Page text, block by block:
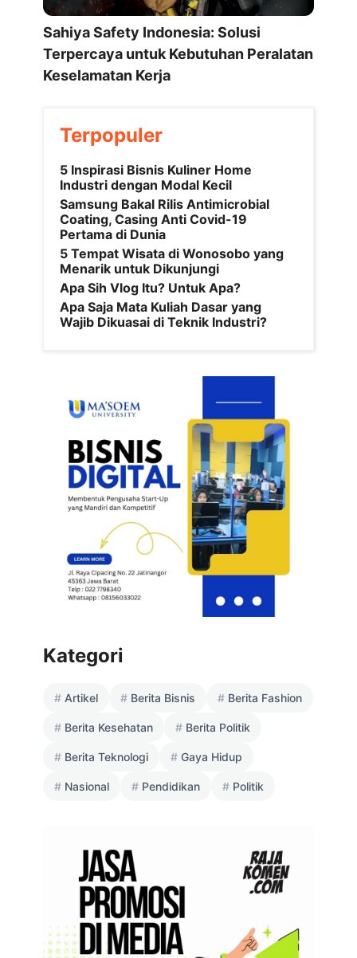
Sahiya Safety Indonesia: Solusi
Terpercaya untuk Kebutuhan Peralatan
Keselamatan Kerja
Terpopuler
5 Inspirasi Bisnis Kuliner Home
Industri dengan Modal Kecil
Samsung Bakal Rilis Antimicrobial
Coating, Casing Anti Covid-19
Pertama di Dunia
5 Tempat Wisata di Wonosobo yang
Menarik untuk Dikunjungi
Apa Sih Vlog Itu? Untuk Apa?
Apa Saja Mata Kuliah Dasar yang
Wajib Dikuasai di Teknik Industri?
Kategori
Artikel Berita Bisnis Berita Fashion
Berita Kesehatan Berita Politik
Berita Teknologi Gaya Hidup
Nasional Pendidikan Politik